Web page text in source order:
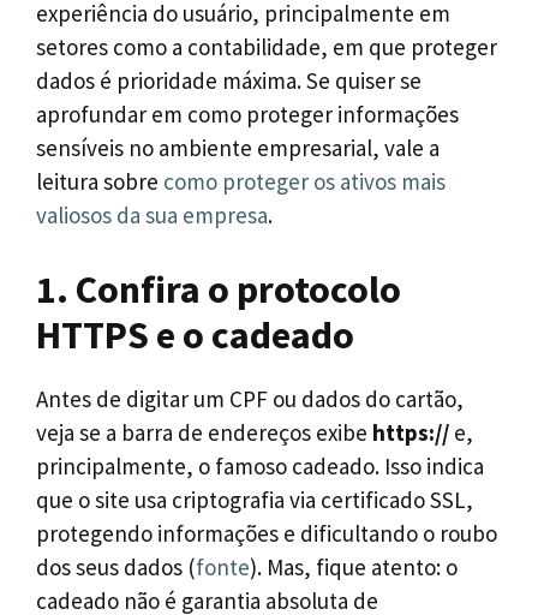
experiência do usuário, principalmente em
setores como a contabilidade, em que proteger
dados é prioridade máxima. Se quiser se
aprofundar em como proteger informações
sensíveis no ambiente empresarial, vale a
leitura sobre como proteger os ativos mais
valiosos da sua empresa.
1. Confira o protocolo
HTTPS e o cadeado
Antes de digitar um CPF ou dados do cartão,
veja se a barra de endereços exibe https:// e,
principalmente, o famoso cadeado. Isso indica
que o site usa criptografia via certificado SSL,
protegendo informações e dificultando o roubo
dos seus dados (fonte). Mas, fique atento: o
cadeado não é garantia absoluta de